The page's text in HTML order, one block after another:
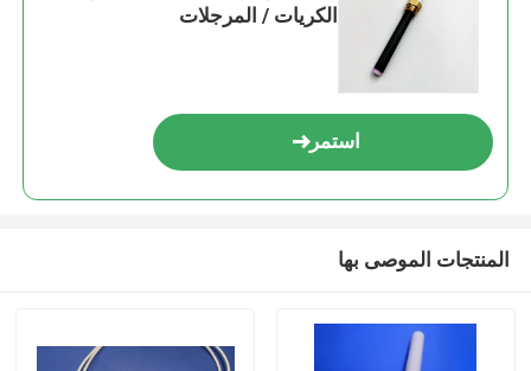
الكريات / المرجلات
استمر
المنتجات الموصى بها